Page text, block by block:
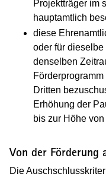
Projektträger im
hauptamtlich
diese
oder für
denselben
Dritten
Erhöhung der
bis zur Höhe
Von der Förderung
Die